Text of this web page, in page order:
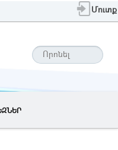
Մուտք